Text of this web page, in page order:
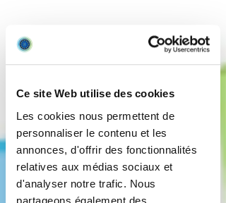
Ce site Web utilise des cookies
Les cookies nous permettent de
personnaliser le contenu et les
annonces, d'offrir des fonctionnalités
relatives aux médias sociaux et
d'analyser notre trafic. Nous
partageons également des